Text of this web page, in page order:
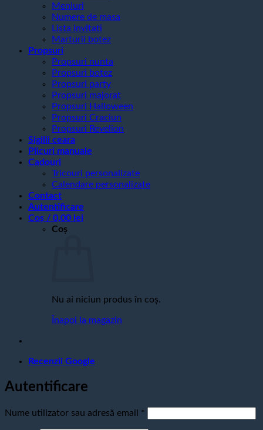
Meniuri
Numere de masa
Lista invitati
Marturii botez
Propsuri
Propsuri nunta
Propsuri botez
Propsuri party
Propsuri majorat
Propsuri Halloween
Propsuri Craciun
Propsuri Revelion
Sigilii ceara
Plicuri manuale
Cadouri
Tricouri personalizate
Calendare personalizate
Contact
Autentificare
Coș / 0,00 lei
Coș
Nu ai niciun produs în coș.
Înapoi la magazin
Recenzii Google
Autentificare
Nume utilizator sau adresă email *